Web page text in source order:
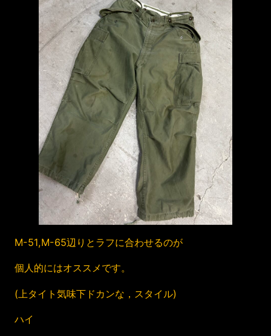
M-51,M-65辺りとラフに合わせるのが
個人的にはオススメです。
(上タイト気味下ドカンな，スタイル)
ハイ